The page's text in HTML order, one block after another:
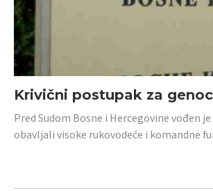
Krivični postupak za
Pred Sudom Bosne i Hercegovine vođen
obavljali visoke rukovodeće i komandne